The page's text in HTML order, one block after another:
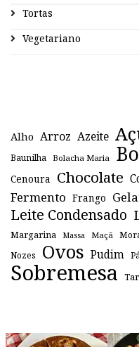
Tortas
Vegetariano
Alho Arroz Azeite
Baunilha Bolacha Maria
Cenoura Chocolate
Fermento Frango
Leite Condensado
Margarina Massa Maçã
Nozes Ovos Pudim
Sobremesa